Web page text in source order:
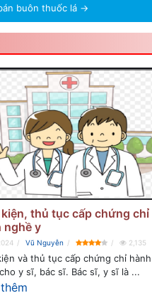
buôn thuốc lá →
thủ tục cấp chứng chỉ
nghề y
Vũ Nguyễn 2,135
và thủ tục cấp chứng chỉ hành
y sĩ, bác sĩ. Bác sĩ, y sĩ là ...